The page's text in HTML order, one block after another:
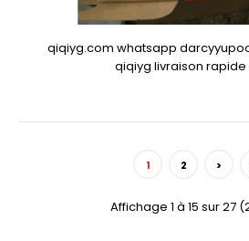
qiqiyg.com whatsapp
qiqiyg livraison rapide
1 2 >
Affichage 1 à 15 sur 27